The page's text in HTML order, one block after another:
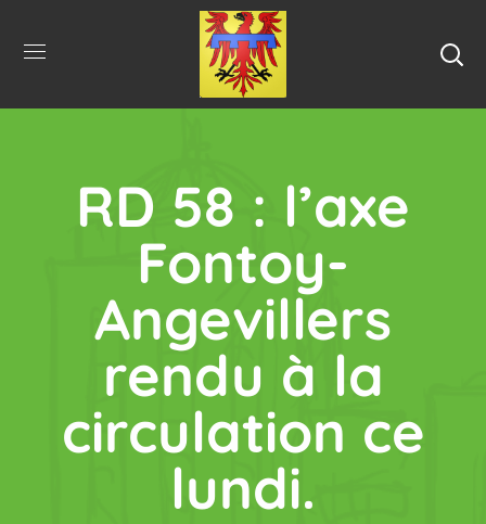
RD 58 : l’axe
Fontoy-
Angevillers
rendu à la
circulation ce
lundi.